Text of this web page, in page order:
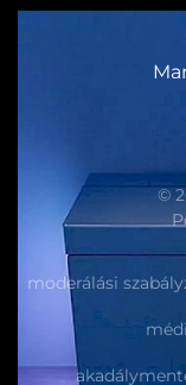
©
moderálási